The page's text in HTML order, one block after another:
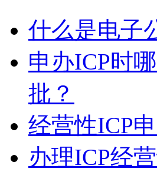
什么是电子
申办ICP时
批？
经营性ICP
办理ICP经